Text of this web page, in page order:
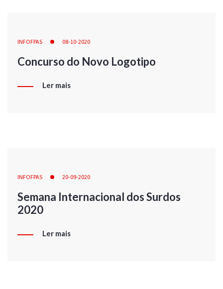
INFOFPAS 08-10-2020
Concurso do Novo Logotipo
Ler mais
INFOFPAS 20-09-2020
Semana Internacional dos Surdos
2020
Ler mais